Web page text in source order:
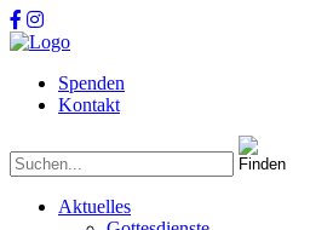
Spenden
Kontakt
Aktuelles